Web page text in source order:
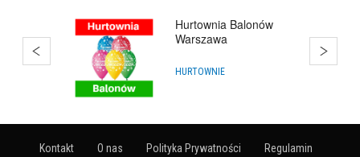
Hurtownia Balonów
Warszawa
HURTOWNIE
Kontakt O nas Polityka Prywatności
Regulamin